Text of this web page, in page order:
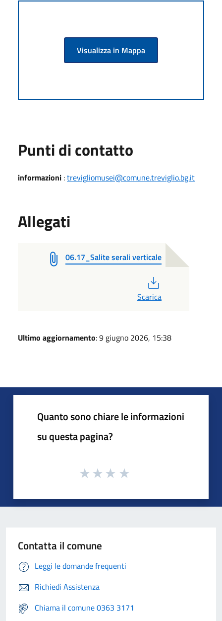
Visualizza in Mappa
Punti di contatto
informazioni :trevigliomusei@comune.treviglio.bg.it
Allegati
06.17_Salite serali verticale
Scarica
Ultimo aggiornamento: 9 giugno 2026, 15:38
Quanto sono chiare le informazioni
su questa pagina?
Contatta il comune
Leggi le domande frequenti
Richiedi Assistenza
Chiama il comune 0363 3171